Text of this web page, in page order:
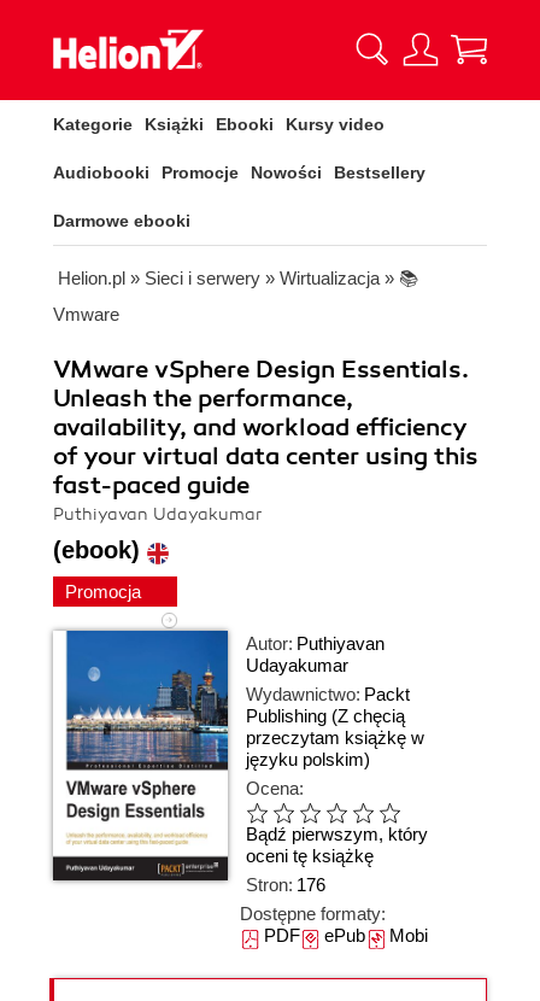
Kategorie Książki Ebooki Kursy video
Audiobooki Promocje Nowości Bestsellery
Darmowe ebooki
Helion.pl » Sieci i serwery » Wirtualizacja » 📚
Vmware
VMware vSphere Design Essentials.
Unleash the performance,
availability, and workload efficiency
of your virtual data center using this
fast-paced guide
Puthiyavan Udayakumar
(ebook)
Promocja
Autor: Puthiyavan
Udayakumar
Wydawnictwo: Packt
Publishing (Z chęcią
przeczytam książkę w
języku polskim)
Ocena:
Bądź pierwszym, który
oceni tę książkę
Stron: 176
Dostępne formaty:
PDFePubMobi